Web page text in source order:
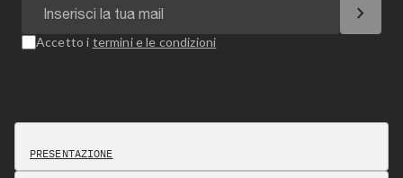
chevron_right
Accetto i termini e le condizioni
PRESENTAZIONE